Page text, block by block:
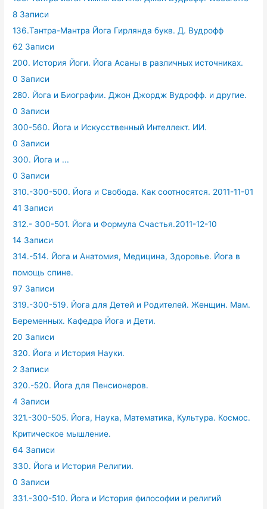
8 Записи
136.Тантра-Мантра Йога Гирлянда букв. Д. Вудрофф
62 Записи
200. История Йоги. Йога Асаны в различных источниках.
0 Записи
280. Йога и Биографии. Джон Джордж Вудрофф. и другие.
0 Записи
300-560. Йога и Искусственный Интеллект. ИИ.
0 Записи
300. Йога и ...
0 Записи
310.-300-500. Йога и Свобода. Как соотносятся. 2011-11-01
41 Записи
312.- 300-501. Йога и Формула Счастья.2011-12-10
14 Записи
314.-514. Йога и Анатомия, Медицина, Здоровье. Йога в
помощь спине.
97 Записи
319.-300-519. Йога для Детей и Родителей. Женщин. Мам.
Беременных. Кафедра Йога и Дети.
20 Записи
320. Йога и История Науки.
2 Записи
320.-520. Йога для Пенсионеров.
4 Записи
321.-300-505. Йога, Наука, Математика, Культура. Космос.
Критическое мышление.
64 Записи
330. Йога и История Религии.
0 Записи
331.-300-510. Йога и История философии и религий